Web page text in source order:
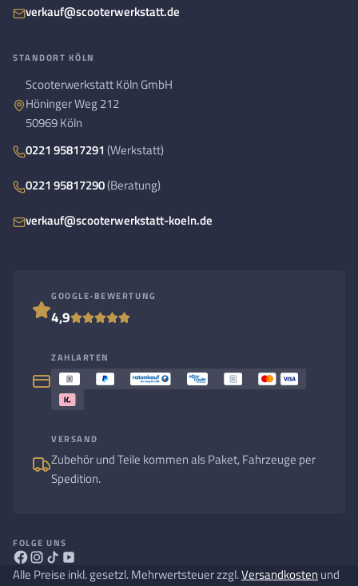
verkauf@scooterwerkstatt.de
STANDORT KÖLN
Scooterwerkstatt Köln GmbH
Höninger Weg 212
50969 Köln
0221 95817291 (Werkstatt)
0221 95817290(Beratung)
verkauf@scooterwerkstatt-koeln.de
GOOGLE-BEWERTUNG
4,9
ZAHLARTEN
VERSAND
Zubehör und Teile kommen als Paket, Fahrzeuge per
Spedition.
FOLGE UNS
Alle Preise inkl. gesetzl. Mehrwertsteuer zzgl.Versandkosten und